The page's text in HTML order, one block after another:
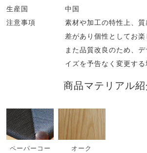
生産国
中国
注意事項
素材や加工の特性上、
差があり個性としてお楽
また品質改良のため、
イズを予告なく変更する
商品マテリアル紹
ペーパーコー
オーク